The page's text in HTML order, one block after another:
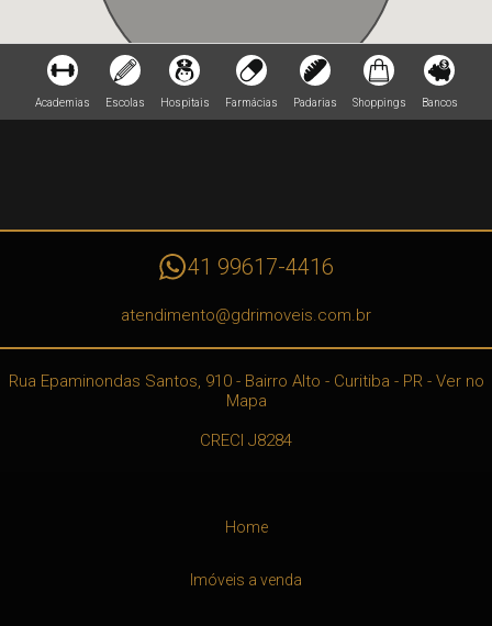
Academias Escolas Hospitais Farmácias Padarias Shoppings Bancos
41 99617-4416
atendimento@gdrimoveis.com.br
Rua Epaminondas Santos, 910 - Bairro Alto - Curitiba - PR- Ver no
Mapa
CRECI J8284
Home
Imóveis a venda